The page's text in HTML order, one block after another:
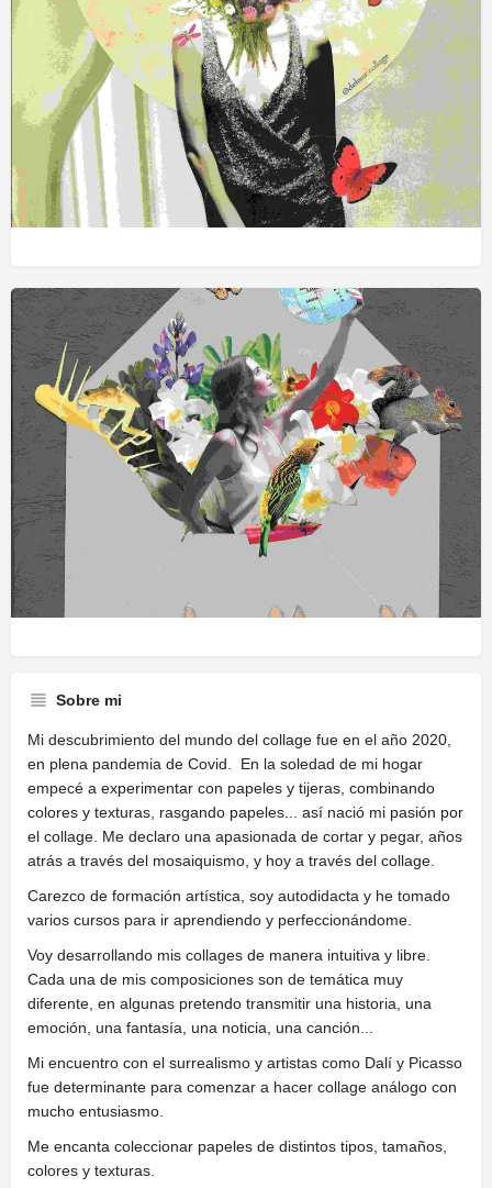
Sobre mi
Mi descubrimiento del mundo del collage fue en el año 2020,
en plena pandemia de Covid. En la soledad de mi hogar
empecé a experimentar con papeles y tijeras, combinando
colores y texturas, rasgando papeles... así nació mi pasión por
el collage. Me declaro una apasionada de cortar y pegar, años
atrás a través del mosaiquismo, y hoy a través del collage.
Carezco de formación artística, soy autodidacta y he tomado
varios cursos para ir aprendiendo y perfeccionándome.
Voy desarrollando mis collages de manera intuitiva y libre.
Cada una de mis composiciones son de temática muy
diferente, en algunas pretendo transmitir una historia, una
emoción, una fantasía, una noticia, una canción...
Mi encuentro con el surrealismo y artistas como Dalí y Picasso
fue determinante para comenzar a hacer collage análogo con
mucho entusiasmo.
Me encanta coleccionar papeles de distintos tipos, tamaños,
colores y texturas.